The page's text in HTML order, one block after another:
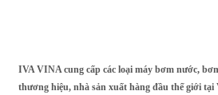
IVA VINA cung cấp các loại máy bơm nước,
thương hiệu, nhà sản xuất hàng đầu thế giới tại